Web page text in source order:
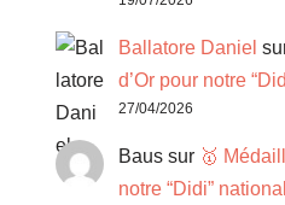
Ballatore Daniel
d’Or pour notre
27/04/2026
Baus sur 🥇
notre “Didi”